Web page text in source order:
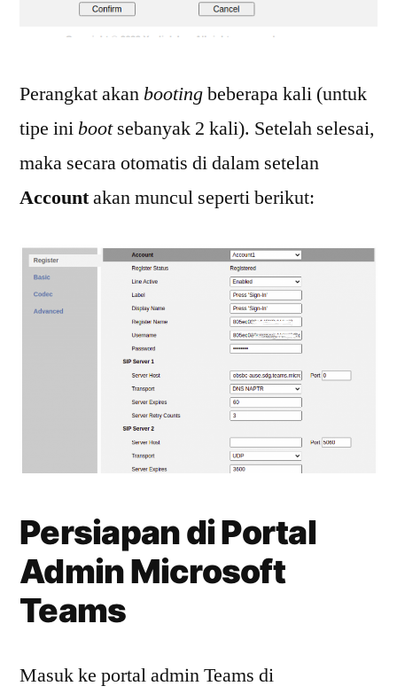
Perangkat akan bootingbeberapa kali (untuk
tipe ini bootsebanyak 2 kali). Setelah selesai,
maka secara otomatis di dalam setelan
Accountakan muncul seperti berikut:
Persiapan di Portal
Admin Microsoft
Teams
Masuk ke portal admin Teams di